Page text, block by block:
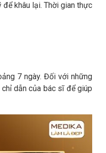
khâu lại. Thời gian thực
7 ngày. Đối với những
dẫn của bác sĩ để giúp